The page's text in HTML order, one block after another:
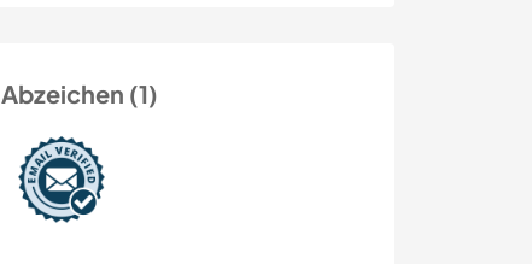
Abzeichen (1)